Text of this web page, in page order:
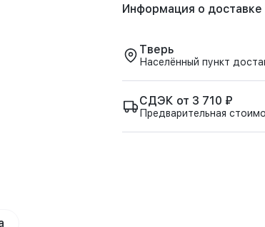
Информация о доставке
Тверь
Населённый пункт
СДЭК от 3 710 ₽
Предварительная